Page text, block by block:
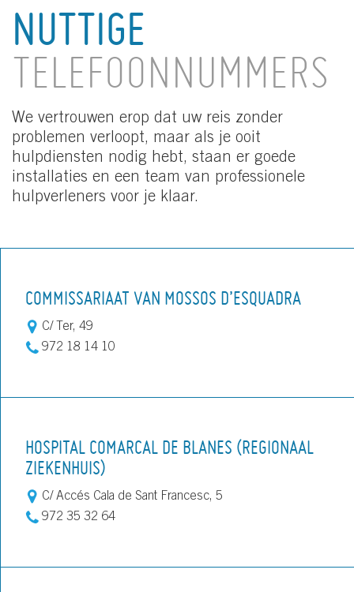
NUTTIGE
TELEFOONNUMMERS
We vertrouwen erop dat uw reis zonder
problemen verloopt, maar als je ooit
hulpdiensten nodig hebt, staan er goede
installaties en een team van professionele
hulpverleners voor je klaar.
COMMISSARIAAT VAN MOSSOS D’ESQUADRA
C/ Ter, 49
972 18 14 10
HOSPITAL COMARCAL DE BLANES (REGIONAAL
ZIEKENHUIS)
C/ Accés Cala de Sant Francesc, 5
972 35 32 64